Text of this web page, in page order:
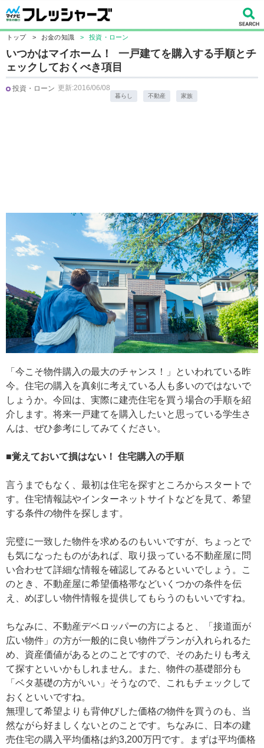
トップ > お金の知識 > 投資・ローン
いつかはマイホーム！ 一戸建てを購入する手順とチ
ェックしておくべき項目
投資・ローン 更新:2016/06/08
暮らし 不動産 家族
「今こそ物件購入の最大のチャンス！」といわれている昨
今。住宅の購入を真剣に考えている人も多いのではないで
しょうか。今回は、実際に建売住宅を買う場合の手順を紹
介します。将来一戸建てを購入したいと思っている学生さ
んは、ぜひ参考にしてみてください。
■覚えておいて損はない！ 住宅購入の手順
言うまでもなく、最初は住宅を探すところからスタートで
す。住宅情報誌やインターネットサイトなどを見て、希望
する条件の物件を探します。
完璧に一致した物件を求めるのもいいですが、ちょっとで
も気になったものがあれば、取り扱っている不動産屋に問
い合わせて詳細な情報を確認してみるといいでしょう。こ
のとき、不動産屋に希望価格帯などいくつかの条件を伝
え、めぼしい物件情報を提供してもらうのもいいですね。
ちなみに、不動産デベロッパーの方によると、「接道面が
広い物件」の方が一般的に良い物件プランが入れられるた
め、資産価値があるとのことですので、そのあたりも考え
て探すといいかもしれません。また、物件の基礎部分も
「ベタ基礎の方がいい」そうなので、これもチェックして
おくといいですね。
無理して希望よりも背伸びした価格の物件を買うのも、当
然ながら好ましくないとのことです。ちなみに、日本の建
売住宅の購入平均価格は約3,200万円です。まずは平均価格